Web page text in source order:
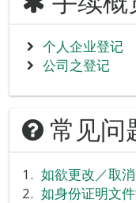
个人企业登记
公司之登记
常见问
如欲更改／取
如身份证明文